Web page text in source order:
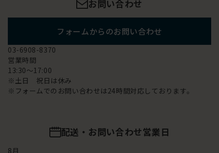
お問い合わせ
フォームからのお問い合わせ
03-6908-8370
営業時間
13:30～17:00
※土日 祝日は休み
※フォームでのお問い合わせは24時間対応しております。
配送・お問い合わせ営業日
8月